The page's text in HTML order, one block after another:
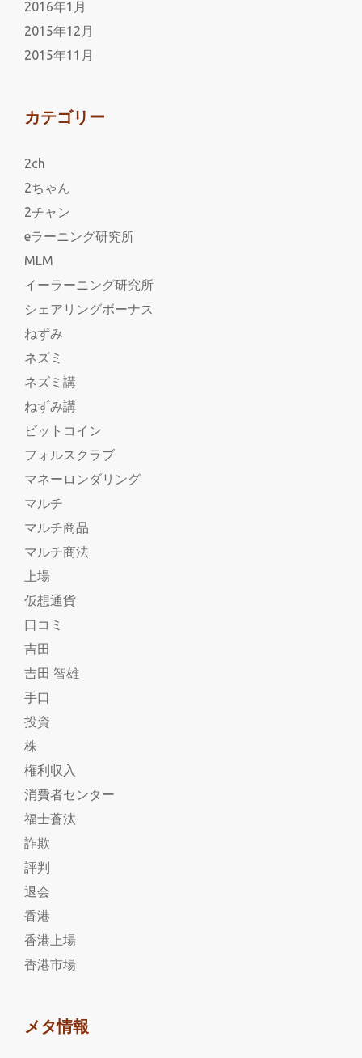
2016年1月
2015年12月
2015年11月
カテゴリー
2ch
2ちゃん
2チャン
eラーニング研究所
MLM
イーラーニング研究所
シェアリングボーナス
ねずみ
ネズミ
ネズミ講
ねずみ講
ビットコイン
フォルスクラブ
マネーロンダリング
マルチ
マルチ商品
マルチ商法
上場
仮想通貨
口コミ
吉田
吉田 智雄
手口
投資
株
権利収入
消費者センター
福士蒼汰
詐欺
評判
退会
香港
香港上場
香港市場
メタ情報